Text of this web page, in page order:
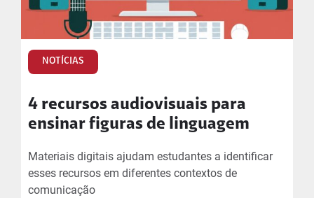
NOTÍCIAS
4 recursos audiovisuais para
ensinar figuras de linguagem
Materiais digitais ajudam estudantes a identificar
esses recursos em diferentes contextos de
comunicação